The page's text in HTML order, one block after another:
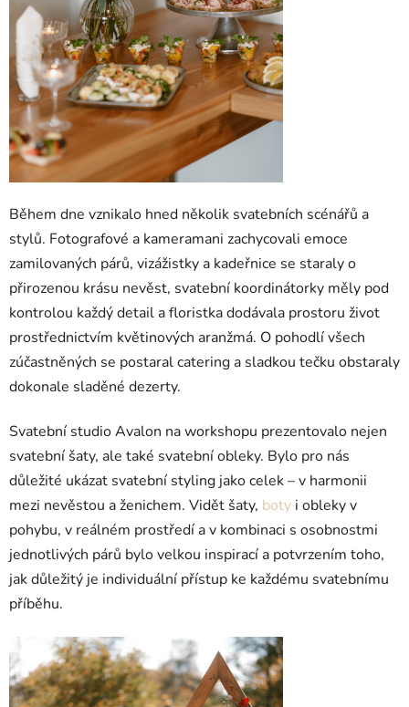
Během dne vznikalo hned několik svatebních scénářů a
stylů. Fotografové a kameramani zachycovali emoce
zamilovaných párů, vizážistky a kadeřnice se staraly o
přirozenou krásu nevěst, svatební koordinátorky měly pod
kontrolou každý detail a floristka dodávala prostoru život
prostřednictvím květinových aranžmá. O pohodlí všech
zúčastněných se postaral catering a sladkou tečku obstaraly
dokonale sladěné dezerty.
Svatební studio Avalon na workshopu prezentovalo nejen
svatební šaty, ale také svatební obleky. Bylo pro nás
důležité ukázat svatební styling jako celek – v harmonii
mezi nevěstou a ženichem. Vidět šaty, boty i obleky v
pohybu, v reálném prostředí a v kombinaci s osobnostmi
jednotlivých párů bylo velkou inspirací a potvrzením toho,
jak důležitý je individuální přístup ke každému svatebnímu
příběhu.